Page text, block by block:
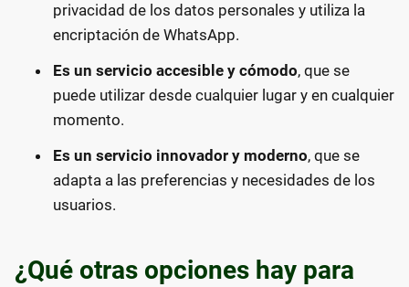
privacidad de los datos personales y utiliza la
encriptación de WhatsApp.
Es un servicio accesible y cómodo, que se
puede utilizar desde cualquier lugar y en cualquier
momento.
Es un servicio innovador y moderno, que se
adapta a las preferencias y necesidades de los
usuarios.
¿Qué otras opciones hay para